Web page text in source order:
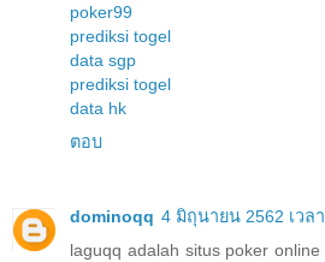
poker99
prediksi togel
data sgp
prediksi togel
data hk
ตอบ
dominoqq 4 มิถุนายน 2562 เวล
laguqq adalah situs poker